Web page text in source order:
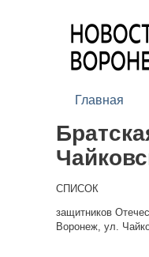
Главная
СПИСОК
защитников
Воронеж, ул.